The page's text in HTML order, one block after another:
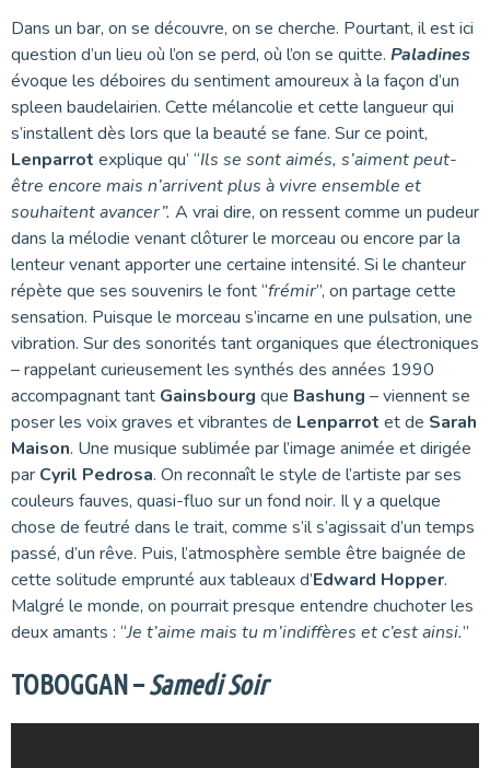
Dans un bar, on se découvre, on se cherche. Pourtant, il est ici
question d’un lieu où l’on se perd, où l’on se quitte. Paladines
évoque les déboires du sentiment amoureux à la façon d’un
spleen baudelairien. Cette mélancolie et cette langueur qui
s’installent dès lors que la beauté se fane. Sur ce point,
Lenparrot explique qu’ “Ils se sont aimés, s’aiment peut-
être encore mais n’arrivent plus à vivre ensemble et
souhaitent avancer”. A vrai dire, on ressent comme un pudeur
dans la mélodie venant clôturer le morceau ou encore par la
lenteur venant apporter une certaine intensité. Si le chanteur
répète que ses souvenirs le font “frémir”, on partage cette
sensation. Puisque le morceau s’incarne en une pulsation, une
vibration. Sur des sonorités tant organiques que électroniques
– rappelant curieusement les synthés des années 1990
accompagnant tant Gainsbourg que Bashung – viennent se
poser les voix graves et vibrantes de Lenparrot et de Sarah
Maison. Une musique sublimée par l’image animée et dirigée
par Cyril Pedrosa. On reconnaît le style de l’artiste par ses
couleurs fauves, quasi-fluo sur un fond noir. Il y a quelque
chose de feutré dans le trait, comme s’il s’agissait d’un temps
passé, d’un rêve. Puis, l’atmosphère semble être baignée de
cette solitude emprunté aux tableaux d’Edward Hopper.
Malgré le monde, on pourrait presque entendre chuchoter les
deux amants : “Je t’aime mais tu m’indiffères et c’est ainsi.”
TOBOGGAN –Samedi Soir